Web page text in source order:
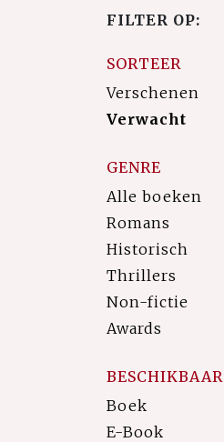
FILTER OP:
SORTEER
Verschenen
Verwacht
GENRE
Alle boeken
Romans
Historisch
Thrillers
Non-fictie
Awards
BESCHIKBAAR
Boek
E-Book